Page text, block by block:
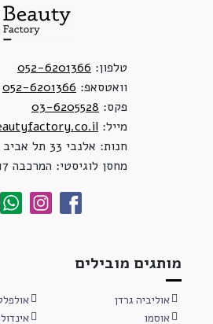
טלפון: 052-6201366
וואטסאפ: 052-6201366
פקס: 03-6205528
מייל:
חנות: אלנבי 33 תל אביב
מחסן לוגיסטי: המרכבה 17 חולון
מותגים מובילים
אוליביה גרדן
אוסמו